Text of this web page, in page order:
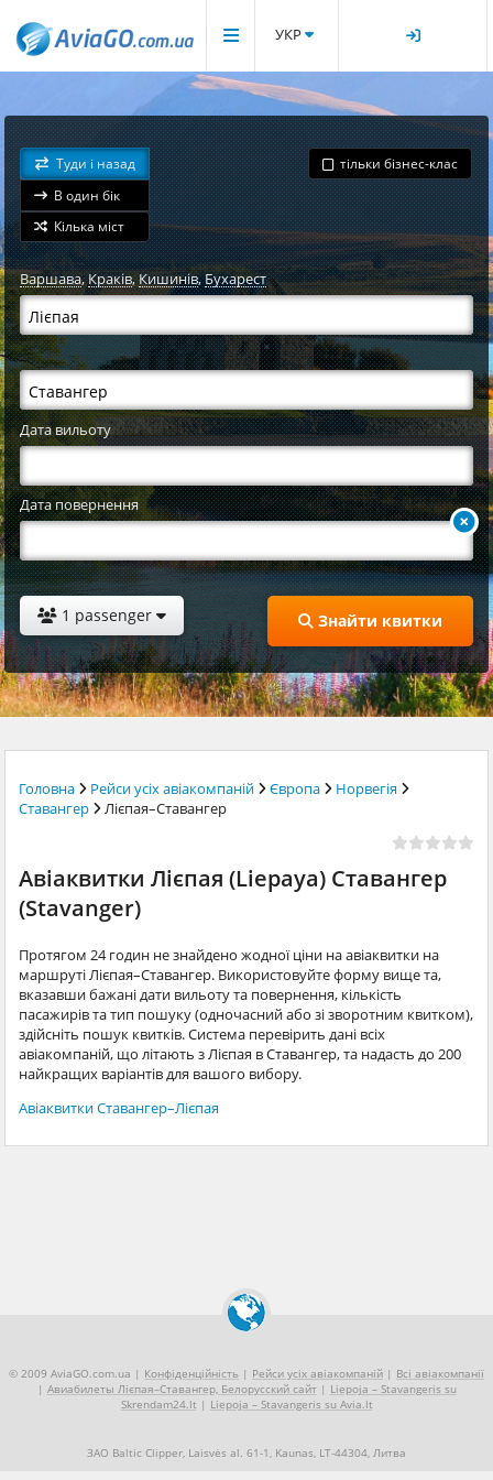
УКР
Туди і назад
В один бік
Кілька міст
тільки бізнес-клас
Варшава,Краків,Кишинів,Бухарест
Дата вильоту
Дата повернення
1 passenger Знайти квитки
Головна Рейси усіх авіакомпаній Європа
Норвегія
Ставангер
Лієпая–Ставангер
Авіаквитки Лієпая (Liepaya) Ставангер
(Stavanger)
Протягом 24 годин не знайдено жодної ціни на авіаквитки на
маршруті Лієпая–Ставангер. Використовуйте форму вище та,
вказавши бажані дати вильоту та повернення, кількість
пасажирів та тип пошуку (одночасний або зі зворотним квитком),
здійсніть пошук квитків. Система перевірить дані всіх
авіакомпаній, що літають з Лієпая в Ставангер, та надасть до 200
найкращих варіантів для вашого вибору.
Авіаквитки Ставангер–Лієпая
© 2009 AviaGO.com.ua | Конфіденційність | Рейси усіх авіакомпаній | Всі авіакомпанії
| Авиабилеты Лієпая–Ставангер, Белорусский сайт| Liepoja – Stavangeris su
Skrendam24.lt | Liepoja – Stavangeris su Avia.lt
ЗАО Baltic Clipper, Laisvės al. 61-1, Kaunas, LT-44304, Литва